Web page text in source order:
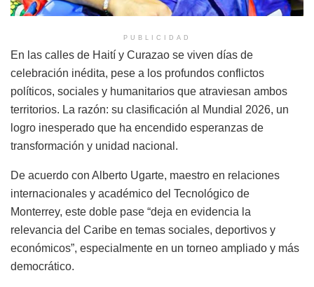
PUBLICIDAD
En las calles de Haití y Curazao se viven días de
celebración inédita, pese a los profundos conflictos
políticos, sociales y humanitarios que atraviesan ambos
territorios. La razón: su clasificación al Mundial 2026, un
logro inesperado que ha encendido esperanzas de
transformación y unidad nacional.
De acuerdo con Alberto Ugarte, maestro en relaciones
internacionales y académico del Tecnológico de
Monterrey, este doble pase “deja en evidencia la
relevancia del Caribe en temas sociales, deportivos y
económicos”, especialmente en un torneo ampliado y más
democrático.